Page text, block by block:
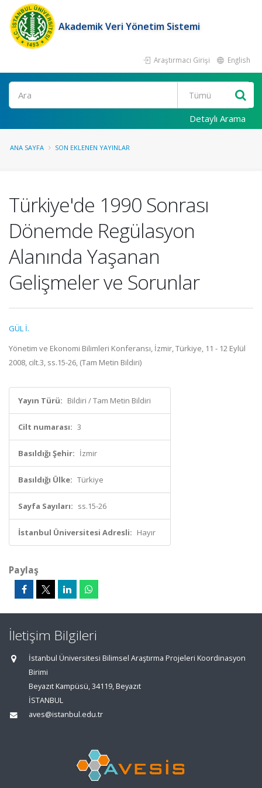
Akademik Veri Yönetim Sistemi
Araştırmacı Girişi English
Ara
Detaylı Arama
ANA SAYFA SON EKLENEN YAYINLAR
Türkiye'de 1990 Sonrası
Dönemde Regülasyon
Alanında Yaşanan
Gelişmeler ve Sorunlar
GÜL İ.
Yönetim ve Ekonomi Bilimleri Konferansı, İzmir, Türkiye, 11 - 12 Eylül
2008, cilt.3, ss.15-26, (Tam Metin Bildiri)
Yayın Türü: Bildiri / Tam Metin Bildiri
Cilt numarası: 3
Basıldığı Şehir: İzmir
Basıldığı Ülke: Türkiye
Sayfa Sayıları: ss.15-26
İstanbul Üniversitesi Adresli: Hayır
Paylaş
İletişim Bilgileri
İstanbul Üniversitesi Bilimsel Araştırma Projeleri Koordinasyon
Birimi
Beyazıt Kampüsü, 34119, Beyazıt
İSTANBUL
aves@istanbul.edu.tr